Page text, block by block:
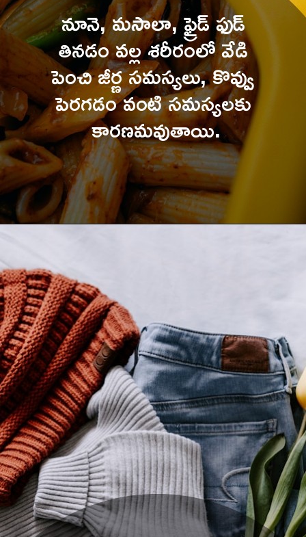
నూనె, మసాలా, ఫ్రైడ్ ఫుడ్
తినడం వల్ల శరీరంలో వేడి
పెంచి జీర్ణ సమస్యలు, కొవ్వు
పెరగడం వంటి సమస్యలకు
కారణమవుతాయి.